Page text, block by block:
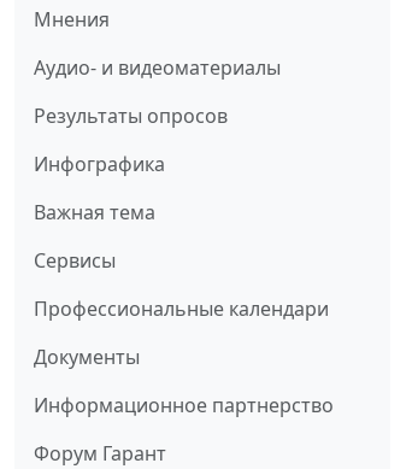
Мнения
Аудио- и видеоматериалы
Результаты опросов
Инфографика
Важная тема
Сервисы
Профессиональные календари
Документы
Информационное партнерство
Форум Гарант